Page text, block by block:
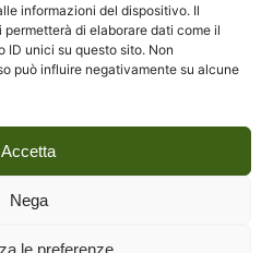
informazioni del dispositivo. Il
di elaborare dati come il
ID unici su questo sito. Non
può influire negativamente su alcune
Accetta
Nega
le preferenze